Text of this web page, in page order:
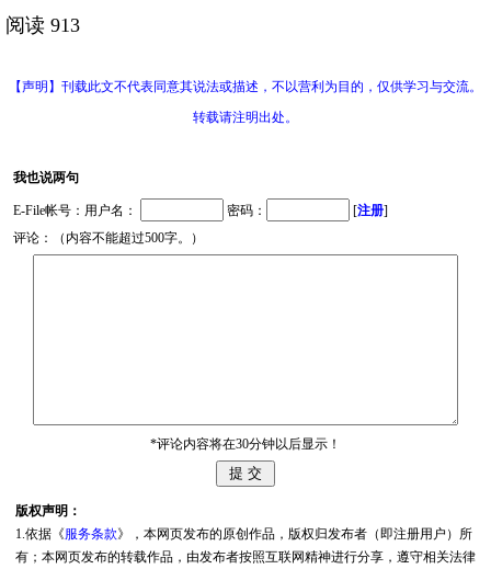
阅读 913
【声明】刊载此文不代表同意其说法或描述，不以营利为目的，仅供学习与交流。
转载请注明出处。
我也说两句
E-File帐号：用户名： 密码： [注册]
评论：（内容不能超过500字。）
*评论内容将在30分钟以后显示！
版权声明：
1.依据《服务条款》，本网页发布的原创作品，版权归发布者（即注册用户）所
有；本网页发布的转载作品，由发布者按照互联网精神进行分享，遵守相关法律